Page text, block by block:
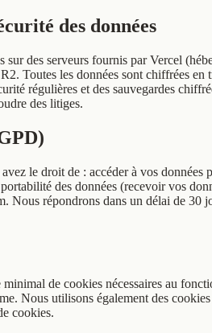
des données
sur des serveurs fournis par Vercel
Toutes les données sont chiffrées
régulières et des sauvegardes
des litiges.
le droit de : accéder à vos données
des données (recevoir vos
Nous répondrons dans un délai de 30
de cookies nécessaires au
Nous utilisons également des
cookies.